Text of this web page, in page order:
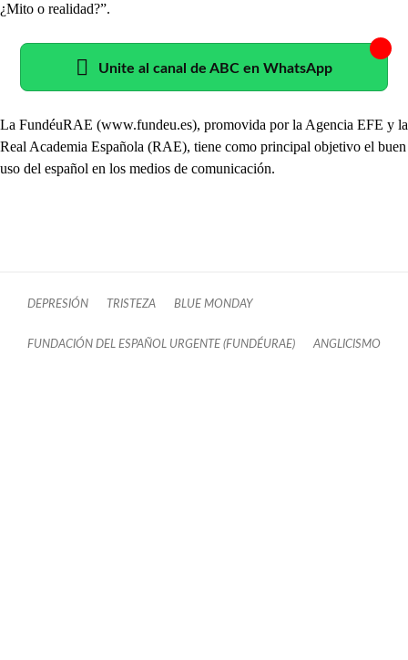
¿Mito o realidad?”.
Unite al canal de ABC en WhatsApp
La FundéuRAE (www.fundeu.es), promovida por la Agencia EFE y la
Real Academia Española (RAE), tiene como principal objetivo el buen
uso del español en los medios de comunicación.
DEPRESIÓN TRISTEZA BLUE MONDAY
FUNDACIÓN DEL ESPAÑOL URGENTE (FUNDÉURAE) ANGLICISMO